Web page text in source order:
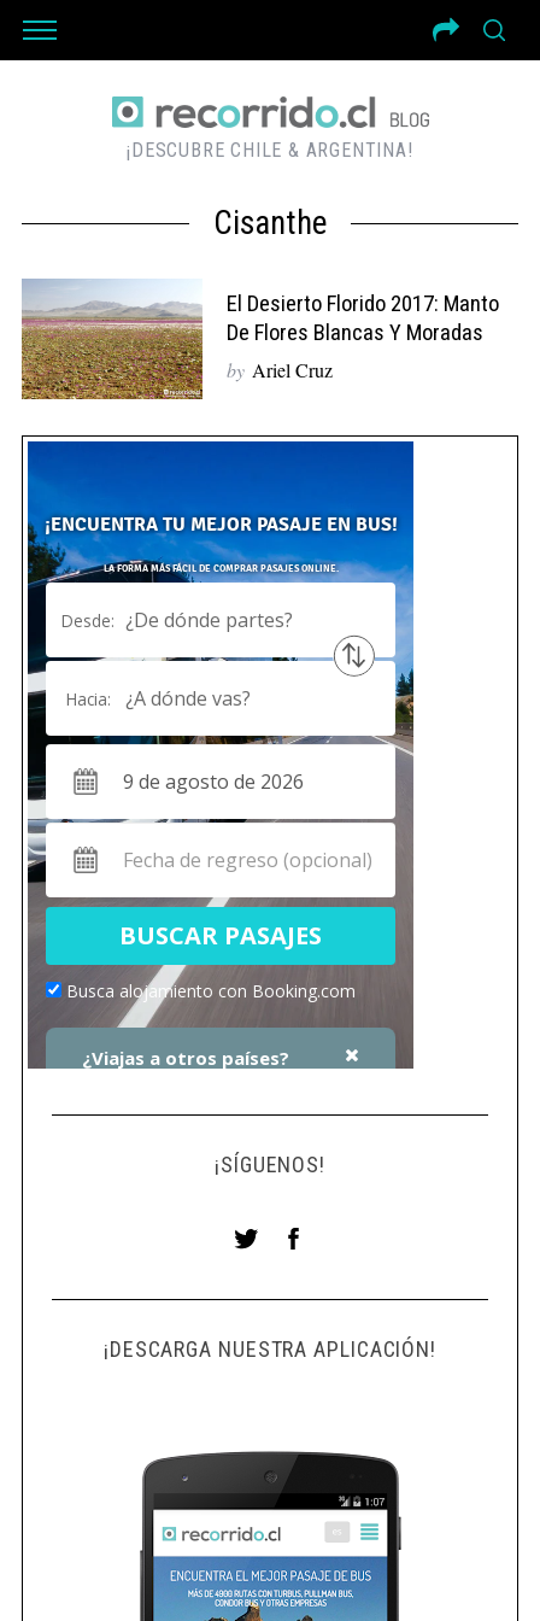
¡DESCUBRE CHILE & ARGENTINA!
Cisanthe
El Desierto Florido 2017: Manto
De Flores Blancas Y Moradas
by Ariel Cruz
¡SÍGUENOS!
¡DESCARGA NUESTRA APLICACIÓN!